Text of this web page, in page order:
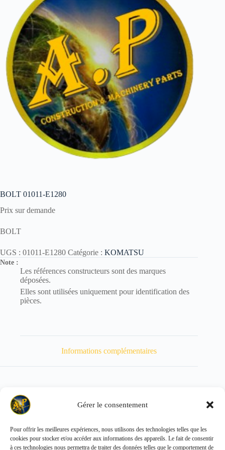
Gérer le consentement
Pour offrir les meilleures expériences, nous utilisons des technologies telles que les
cookies pour stocker et/ou accéder aux informations des appareils. Le fait de consentir
à ces technologies nous permettra de traiter des données telles que le comportement de
BOLT 01011-E1280
Prix sur demande
BOLT
UGS : 01011-E1280 Catégorie : KOMATSU
Note :
Les références constructeurs sont des marques
déposées.
Elles sont utilisées uniquement pour identification des
pièces.
Informations complémentaires
Poids 148 kg
Copyright © 2026 - ALL PARTS FRANCE SAS